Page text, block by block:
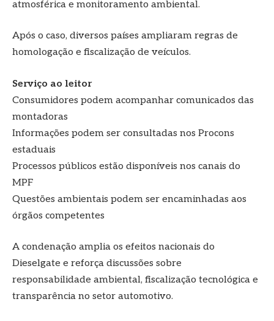
atmosférica e monitoramento ambiental.
Após o caso, diversos países ampliaram regras de
homologação e fiscalização de veículos.
Serviço ao leitor
Consumidores podem acompanhar comunicados das
montadoras
Informações podem ser consultadas nos Procons
estaduais
Processos públicos estão disponíveis nos canais do
MPF
Questões ambientais podem ser encaminhadas aos
órgãos competentes
A condenação amplia os efeitos nacionais do
Dieselgate e reforça discussões sobre
responsabilidade ambiental, fiscalização tecnológica e
transparência no setor automotivo.